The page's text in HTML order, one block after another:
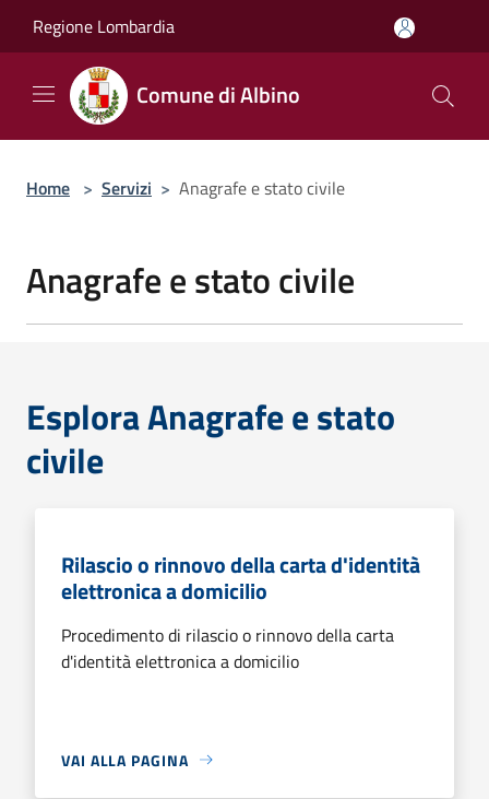
Regione Lombardia
Comune di Albino
Home > Servizi > Anagrafe e stato civile
Anagrafe e stato civile
Esplora Anagrafe e stato
civile
Rilascio o rinnovo della carta d'identità
elettronica a domicilio
Procedimento di rilascio o rinnovo della carta
d'identità elettronica a domicilio
VAI ALLA PAGINA